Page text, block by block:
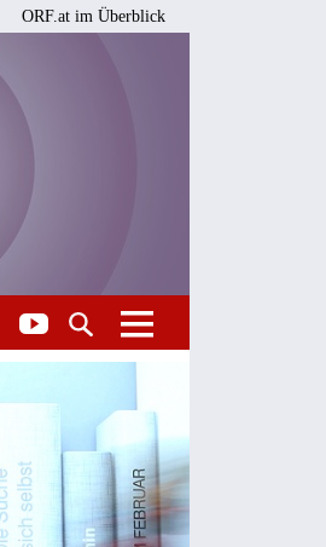
ORF.at im Überblick